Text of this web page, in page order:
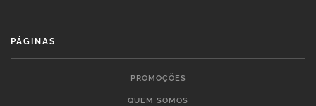
PÁGINAS
PROMOÇÕES
QUEM SOMOS